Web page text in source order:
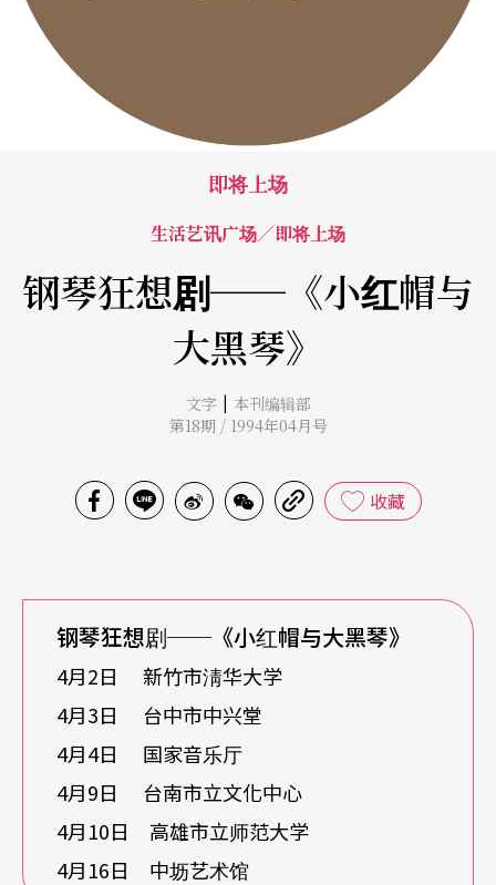
即将上场
生活艺讯广场／即将上场
钢琴狂想剧──《小红帽与
大黑琴》
文字 | 本刊编辑部
第18期 / 1994年04月号
收藏
钢琴狂想剧──《小红帽与大黑琴》
4月2日 新竹市淸华大学
4月3日 台中市中兴堂
4月4日 国家音乐厅
4月9日 台南市立文化中心
4月10日 高雄市立师范大学
4月16日 中坜艺术馆